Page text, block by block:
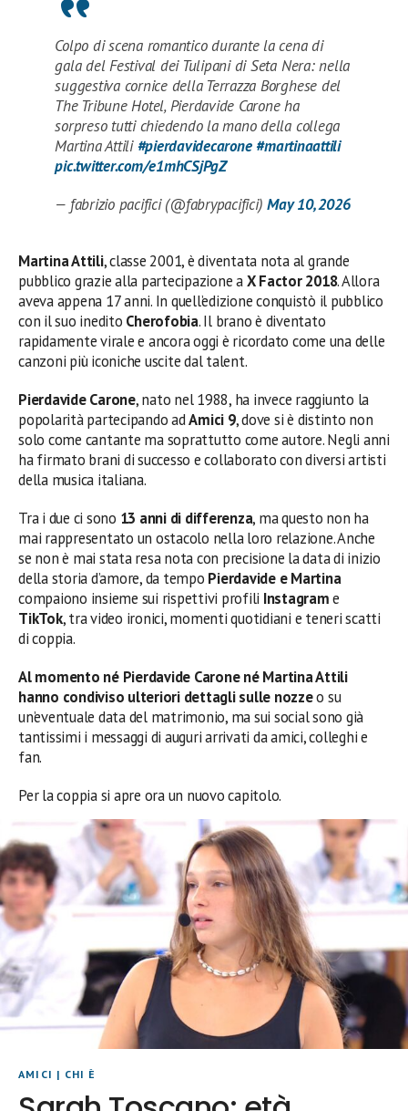
Colpo di scena romantico durante la cena di
gala del Festival dei Tulipani di Seta Nera: nella
suggestiva cornice della Terrazza Borghese del
The Tribune Hotel, Pierdavide Carone ha
sorpreso tutti chiedendo la mano della collega
Martina Attili #pierdavidecarone #martinaattili
pic.twitter.com/e1mhCSjPgZ
— fabrizio pacifici (@fabrypacifici)May 10, 2026
Martina Attili, classe 2001, è diventata nota al grande
pubblico grazie alla partecipazione aX Factor 2018. Allora
aveva appena 17 anni. In quell’edizione conquistò il pubblico
con il suo inedito Cherofobia. Il brano è diventato
rapidamente virale e ancora oggi è ricordato come una delle
canzoni più iconiche uscite dal talent.
Pierdavide Carone, nato nel 1988, ha invece raggiunto la
popolarità partecipando adAmici 9, dove si è distinto non
solo come cantante ma soprattutto come autore. Negli anni
ha firmato brani di successo e collaborato con diversi artisti
della musica italiana.
Tra i due ci sono 13 anni di differenza, ma questo non ha
mai rappresentato un ostacolo nella loro relazione. Anche
se non è mai stata resa nota con precisione la data di inizio
della storia d’amore, da tempo Pierdavide e Martina
compaiono insieme sui rispettivi profili Instagrame
TikTok, tra video ironici, momenti quotidiani e teneri scatti
di coppia.
Al momento né Pierdavide Carone né Martina Attili
hanno condiviso ulteriori dettagli sulle nozzeo su
un’eventuale data del matrimonio, ma sui social sono già
tantissimi i messaggi di auguri arrivati da amici, colleghi e
fan.
Per la coppia si apre ora un nuovo capitolo.
AMICI | CHI È